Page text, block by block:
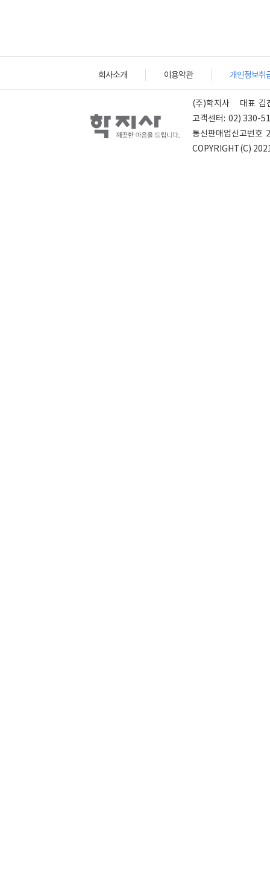
회사소개 이용약관 개인정보취
(주)학지사 대표 김
고객센터: 02) 330-
통신판매업신고번호
COPYRIGHT(C)